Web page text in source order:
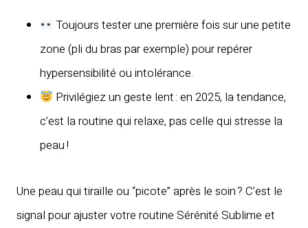
Toujours tester une première fois sur une petite
zone (pli du bras par exemple) pour repérer
hypersensibilité ou intolérance.
Privilégiez un geste lent : en 2025, la tendance,
c’est la routine qui relaxe, pas celle qui stresse la
peau !
Une peau qui tiraille ou “picote” après le soin ? C’est le
signal pour ajuster votre routine Sérénité Sublime et